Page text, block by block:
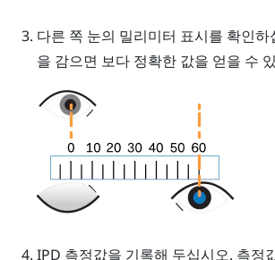
다른 쪽 눈의 밀리미터 표시를 확인하
을 감으면 보다 정확한 값을 얻을 수
IPD 측정값을 기록해 두십시오. 측정